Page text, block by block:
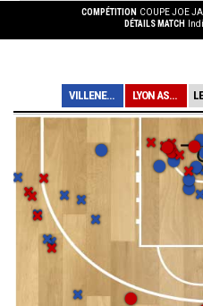
COMPÉTITION COUPE JOE
DÉTAILS MATCH
VILLENEUVE D'AS... LYON ASVEL FEMI...